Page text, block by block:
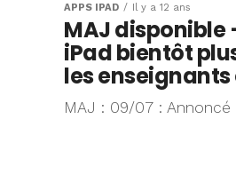
APPS IPAD Il y a 12 ans
MAJ disponible
iPad bientôt
les
MAJ : 09/07 :